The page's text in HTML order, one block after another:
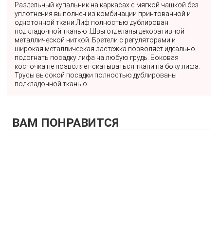
Раздельный купальник на каркасах с мягкой чашкой без
уплотнения выполнен из комбинации принтованной и
однотонной ткани.Лиф полностью дублирован
подкладочной тканью .Швы отделаны декоративной
металлической ниткой. Бретели с регуляторами и
широкая металлическая застежка позволяет идеально
подогнать посадку лифа на любую грудь. Боковая
косточка не позволяет скатываться ткани на боку лифа.
Трусы высокой посадки полностью дублированы
подкладочной тканью.
ВАМ ПОНРАВИТСЯ